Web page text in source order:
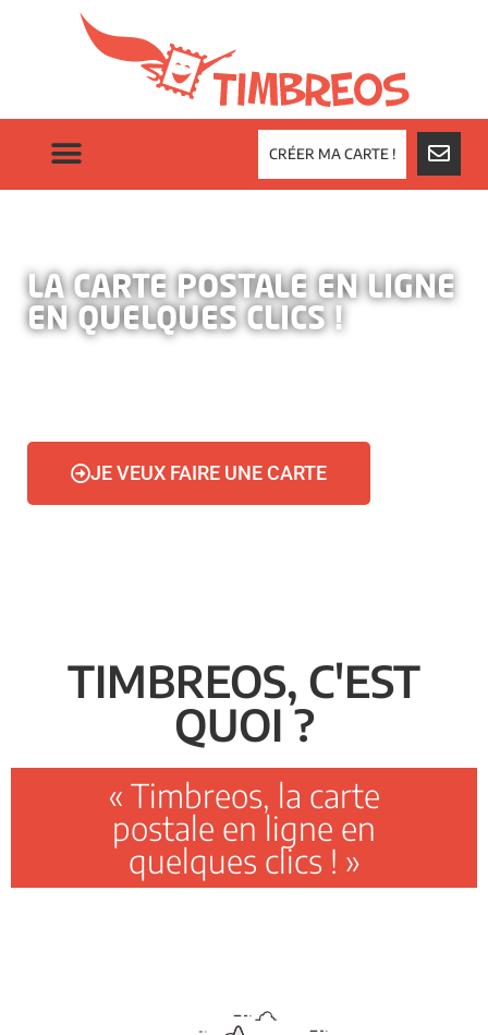
CRÉER MA CARTE !
LA CARTE POSTALE EN LIGNE
EN QUELQUES CLICS !
JE VEUX FAIRE UNE CARTE
TIMBREOS, C'EST
QUOI ?
« Timbreos, la carte
postale en ligne en
quelques clics ! »